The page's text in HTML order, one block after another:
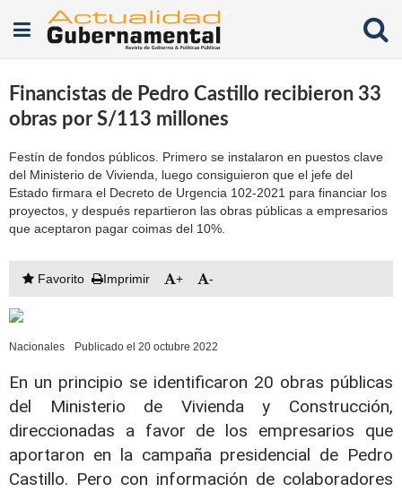
Financistas de Pedro Castillo recibieron 33
obras por S/113 millones
Festín de fondos públicos. Primero se instalaron en puestos clave
del Ministerio de Vivienda, luego consiguieron que el jefe del
Estado firmara el Decreto de Urgencia 102-2021 para financiar los
proyectos, y después repartieron las obras públicas a empresarios
que aceptaron pagar coimas del 10%.
Favorito Imprimir + -
Nacionales Publicado el 20 octubre 2022
En un principio se identificaron 20 obras públicas
del Ministerio de Vivienda y Construcción,
direccionadas a favor de los empresarios que
aportaron en la campaña presidencial de Pedro
Castillo. Pero con información de colaboradores